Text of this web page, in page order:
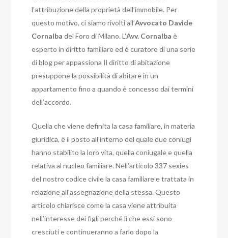
l’attribuzione della proprietà dell’immobile. Per
questo motivo, ci siamo rivolti all’Avvocato Davide
Cornalba del Foro di Milano. L’Avv. Cornalba è
esperto in diritto familiare ed è curatore di una serie
di blog per appassiona Il diritto di abitazione
presuppone la possibilità di abitare in un
appartamento fino a quando è concesso dai termini
dell’accordo.
Quella che viene definita la casa familiare, in materia
giuridica, è il posto all’interno del quale due coniugi
hanno stabilito la loro vita, quella coniugale e quella
relativa al nucleo familiare.Nell’articolo 337 sexies
del nostro codice civile la casa familiare e trattata in
relazione all’assegnazione della stessa. Questo
articolo chiarisce come la casa viene attribuita
nell’interesse dei figli perché lì che essi sono
cresciuti e continueranno a farlo dopo la